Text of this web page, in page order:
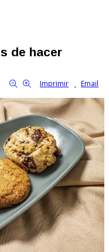
de hacer
Imprimir Email